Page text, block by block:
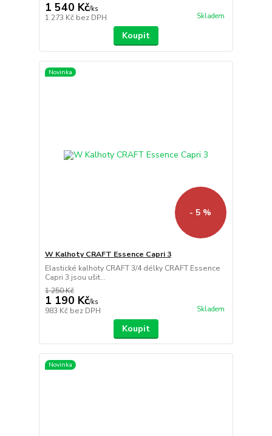
1 540 Kč/ks
1 273 Kč bez DPH Skladem
Koupit
Novinka
- 5 %
W Kalhoty CRAFT Essence Capri 3
Elastické kalhoty CRAFT 3/4 délky CRAFT Essence
Capri 3 jsou ušit...
1 250 Kč
1 190 Kč/ks
983 Kč bez DPH Skladem
Koupit
Novinka